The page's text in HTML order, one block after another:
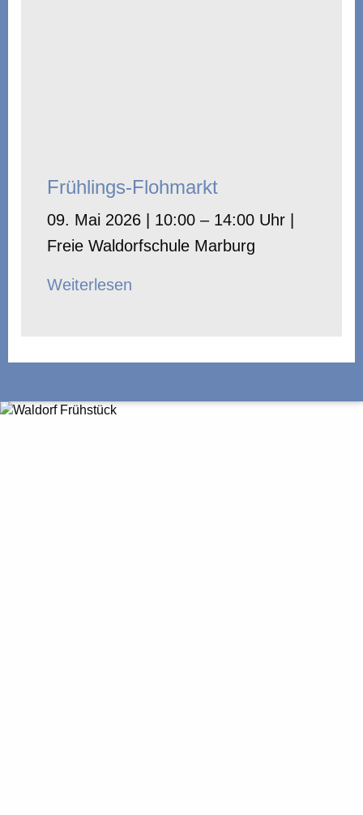
Frühlings-Flohmarkt
09. Mai 2026 | 10:00 – 14:00 Uhr |
Freie Waldorfschule Marburg
Weiterlesen